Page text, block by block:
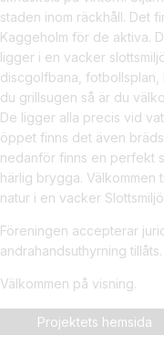
staden inom räckhåll. Det
Kaggeholm för de aktiva.
ligger i en vacker
discgolfbana,
du grillsugen så är du
De ligger alla precis vid
öppet finns det även
nedanför finns en perfekt
härlig brygga.
natur i en vacker
Föreningen accepterar
andrahandsuthyrning tillåts.
Välkommen på visning.
Projektets hemsida